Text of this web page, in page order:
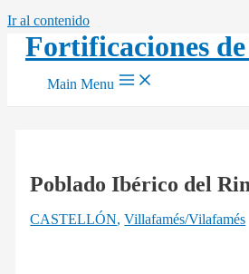
Ir al contenido
Fortificaciones
Main Menu
Poblado Ibérico del
CASTELLÓN,Villafamés/Vilafamés